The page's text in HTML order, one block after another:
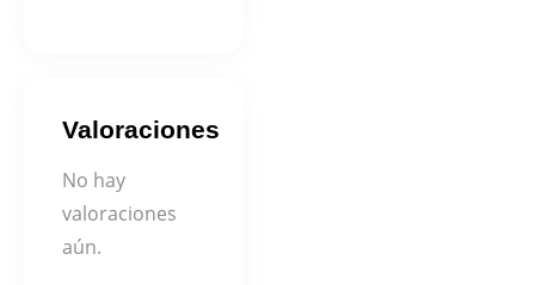
Valoraciones
No hay
valoraciones
aún.